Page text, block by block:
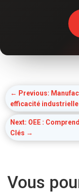
← Previous:
efficacité industrielle
Next: OEE :
Clés →
Vous